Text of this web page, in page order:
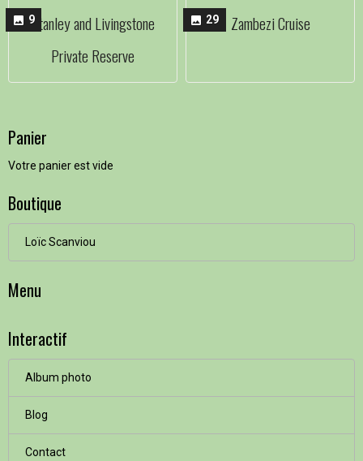
9Stanley and Livingstone
Private Reserve
29 Zambezi Cruise
Panier
Votre panier est vide
Boutique
Loïc Scanviou
Menu
Interactif
Album photo
Blog
Contact